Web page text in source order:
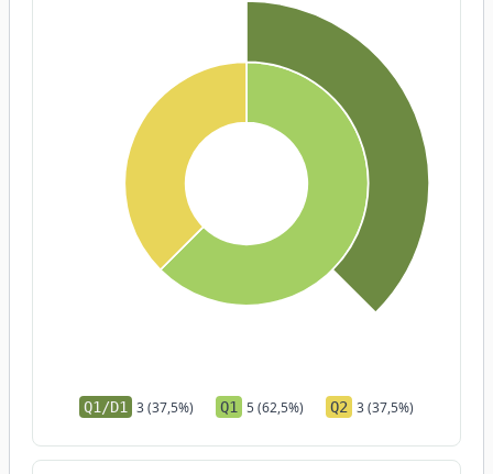
Q1/D1 3 (37,5%) Q1 5 (62,5%) Q2 3 (37,5%)